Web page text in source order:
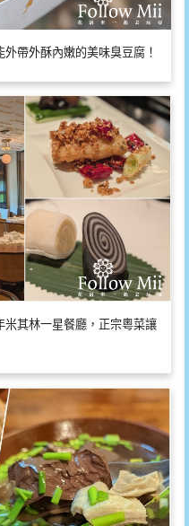
帶外酥內嫩的美味臭豆腐！
其林一星餐廳，正宗粵菜讓